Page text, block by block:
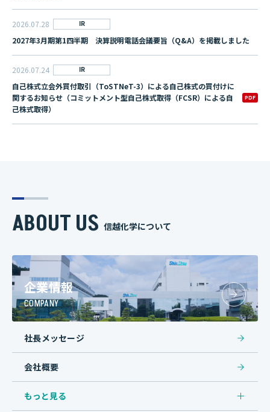
2026.07.28 IR
2027年3月期第1四半期 決算説明電話会議要旨（Q&A）を掲載しました
2026.07.24 IR
自己株式立会外買付取引（ToSTNeT-3）による自己株式の買付けに
関するお知らせ（コミットメント型自己株式取得（FCSR）による自
己株式取得）
PDF
ABOUT US 信越化学について
企業情報
COMPANY
社長メッセージ
会社概要
もっと見る